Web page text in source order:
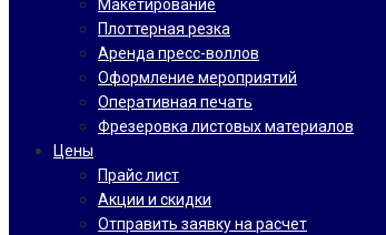
Макетирование
Плоттерная резка
Аренда пресс-воллов
Оформление мероприятий
Оперативная печать
Фрезеровка листовых материалов
Цены
Прайс лист
Акции и скидки
Отправить заявку на расчет